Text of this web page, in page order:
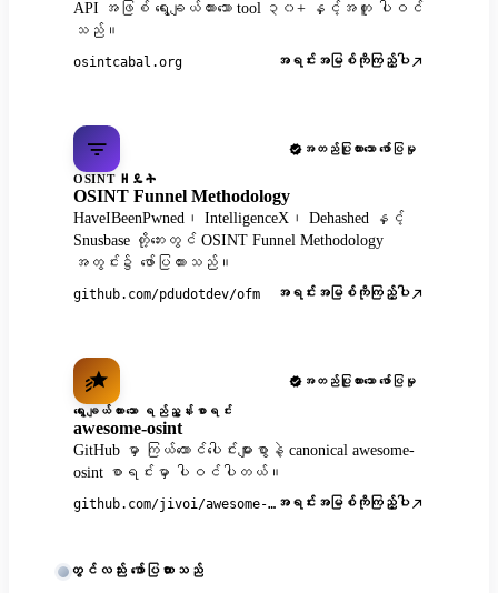
API အဖြစ် ရွေးချယ်ထားသော tool ၃၀+ နှင့်အတူ ပါဝင်
သည်။
osintcabal.org အရင်းအမြစ်ကိုကြည့်ပါ
အတည်ပြုထားသော ဖော်ပြမှု
OSINT ዘዴት
OSINT Funnel Methodology
HaveIBeenPwned၊ IntelligenceX၊ Dehashed နှင့်
Snusbase တို့ဘေးတွင် OSINT Funnel Methodology
အတွင်း၌ ဖော်ပြထားသည်။
github.com/pdudotdev/ofm အရင်းအမြစ်ကိုကြည့်ပါ
အတည်ပြုထားသော ဖော်ပြမှု
ရွေးချယ်ထားသော ရည်ညွှန်းစာရင်း
awesome-osint
GitHub မှာ ကြယ်ထောင်ပေါင်းများစွာနဲ့ canonical awesome-
osint စာရင်းမှာ ပါဝင်ပါတယ်။
github.com/jivoi/awesome-osint အရင်းအမြစ်ကိုကြည့်ပါ
တွင်လည်း ဖော်ပြထားသည်